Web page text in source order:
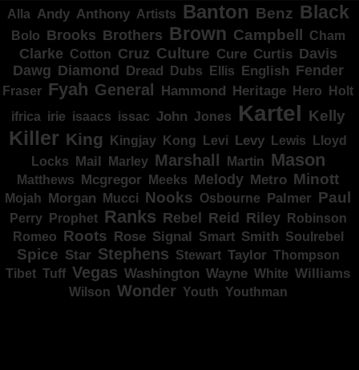
Alla Andy Anthony Artists Banton Benz Black
Bolo Brooks Brothers Brown Campbell Cham
Clarke Cotton Cruz Culture Cure Curtis Davis
Dawg Diamond Dread Dubs Ellis English Fender
Fraser Fyah General Hammond Heritage Hero
Holt
ifrica irie isaacs issac John Jones Kartel Kelly
Killer King Kingjay Kong Levi Levy Lewis
Lloyd
Locks Mail Marley Marshall Martin Mason
Matthews Mcgregor Meeks Melody Metro Minott
Mojah Morgan Mucci Nooks Osbourne Palmer Paul
Perry Prophet Ranks Rebel Reid Riley Robinson
Romeo Roots Rose Signal Smart Smith Soulrebel
Spice Star Stephens Stewart Taylor Thompson
Tibet Tuff Vegas Washington Wayne White Williams
Wilson Wonder Youth Youthman